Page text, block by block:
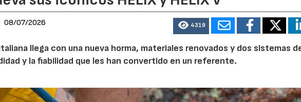
08/07/2026 4319
llega con una nueva horma, materiales renovados y dos sistemas
y la fiabilidad que les han convertido en un referente.